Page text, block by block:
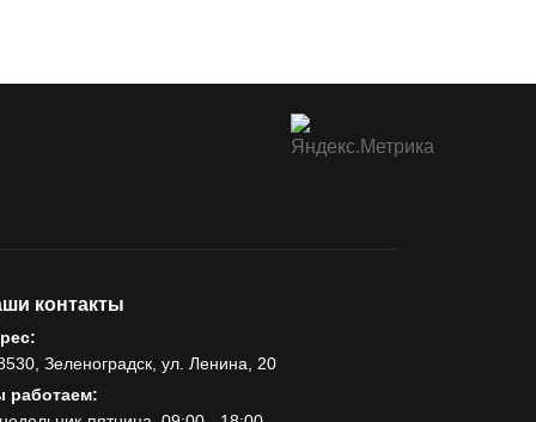
контакты
Зеленоградск, ул. Ленина, 20
работаем: